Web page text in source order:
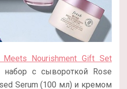
Meets Nourishment Gift Set
набор с сывороткой Rose
Serum (100 мл) и кремом